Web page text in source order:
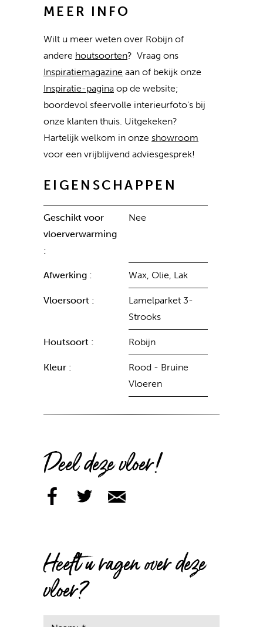
MEER INFO
Wilt u meer weten over Robijn of
andere houtsoorten? Vraag ons
Inspiratiemagazine aan of bekijk onze
Inspiratie-pagina op de website;
boordevol sfeervolle interieurfoto's bij
onze klanten thuis. Uitgekeken?
Hartelijk welkom in onze showroom
voor een vrijblijvend adviesgesprek!
EIGENSCHAPPEN
Geschikt voor
vloerverwarming
:
Nee
Afwerking : Wax, Olie, Lak
Vloersoort :
Lamelparket 3-
Strooks
Houtsoort : Robijn
Kleur :
Rood - Bruine
Vloeren
Deel deze vloer!
Heeft u ragen over deze
vloer?